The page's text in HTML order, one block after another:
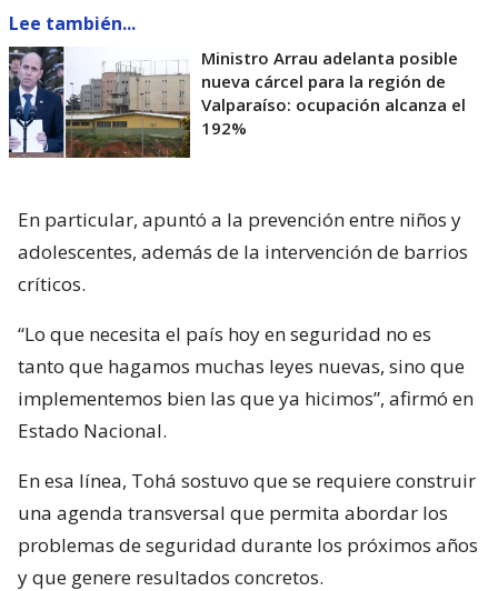
Lee también...
Ministro Arrau adelanta posible
nueva cárcel para la región de
Valparaíso: ocupación alcanza el
192%
En particular, apuntó a la prevención entre niños y
adolescentes, además de la intervención de barrios
críticos.
“Lo que necesita el país hoy en seguridad no es
tanto que hagamos muchas leyes nuevas, sino que
implementemos bien las que ya hicimos”, afirmó en
Estado Nacional.
En esa línea, Tohá sostuvo que se requiere construir
una agenda transversal que permita abordar los
problemas de seguridad durante los próximos años
y que genere resultados concretos.